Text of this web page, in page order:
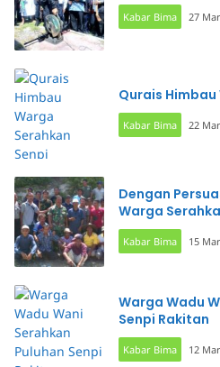
Kabar Bima 27
Qurais
Kabar Bima 22
Dengan
Warga
Kabar Bima 15
Warga Wadu
Senpi Rakitan
Kabar Bima 12